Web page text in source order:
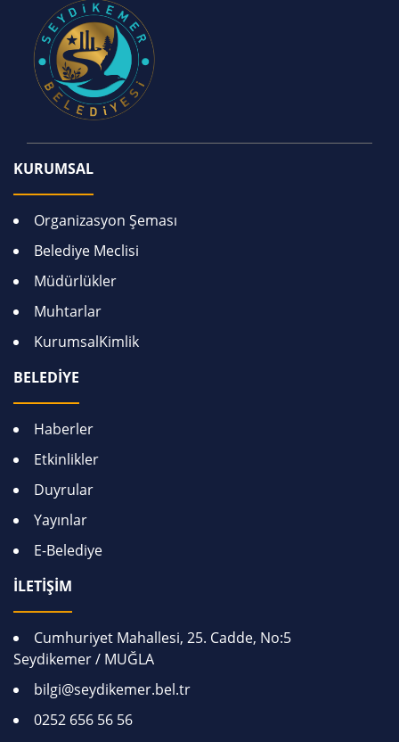
KURUMSAL
Organizasyon Şeması
Belediye Meclisi
Müdürlükler
Muhtarlar
KurumsalKimlik
BELEDİYE
Haberler
Etkinlikler
Duyrular
Yayınlar
E-Belediye
İLETİŞİM
Cumhuriyet Mahallesi, 25. Cadde, No:5
Seydikemer / MUĞLA
bilgi@seydikemer.bel.tr
0252 656 56 56